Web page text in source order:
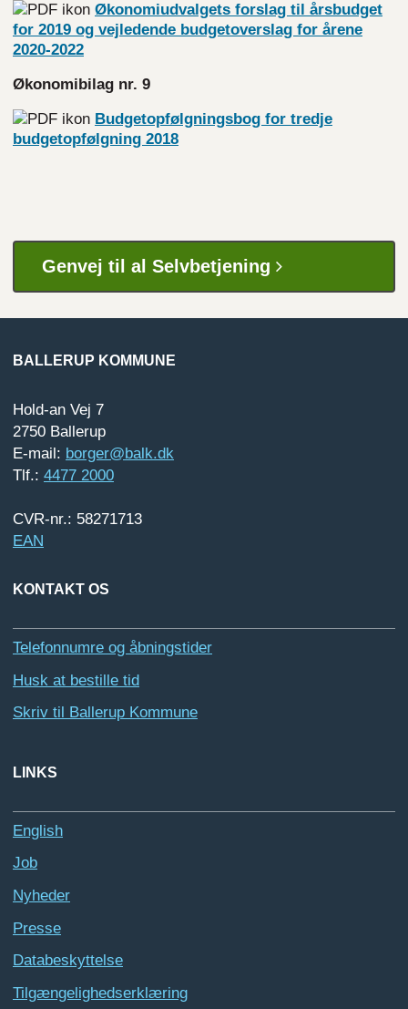
Økonomiudvalgets forslag til årsbudget
for 2019 og vejledende budgetoverslag for årene
2020-2022
Økonomibilag nr. 9
Budgetopfølgningsbog for tredje
budgetopfølgning 2018
Genvej til al Selvbetjening
BALLERUP KOMMUNE
Hold-an Vej 7
2750 Ballerup
E-mail: borger@balk.dk
Tlf.: 4477 2000
CVR-nr.: 58271713
EAN
KONTAKT OS
Telefonnumre og åbningstider
Husk at bestille tid
Skriv til Ballerup Kommune
LINKS
English
Job
Nyheder
Presse
Databeskyttelse
Tilgængelighedserklæring